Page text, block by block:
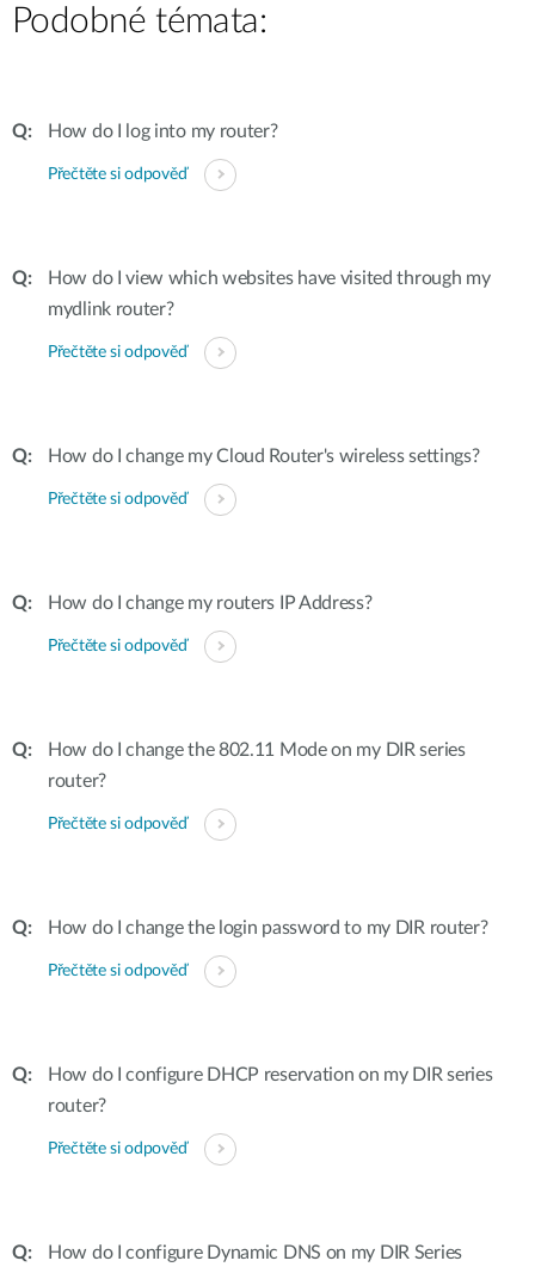
Podobné témata:
How do I log into my router?
Přečtěte si odpověď
How do I view which websites have visited through my
mydlink router?
Přečtěte si odpověď
How do I change my Cloud Router's wireless settings?
Přečtěte si odpověď
How do I change my routers IP Address?
Přečtěte si odpověď
How do I change the 802.11 Mode on my DIR series
router?
Přečtěte si odpověď
How do I change the login password to my DIR router?
Přečtěte si odpověď
How do I configure DHCP reservation on my DIR series
router?
Přečtěte si odpověď
How do I configure Dynamic DNS on my DIR Series